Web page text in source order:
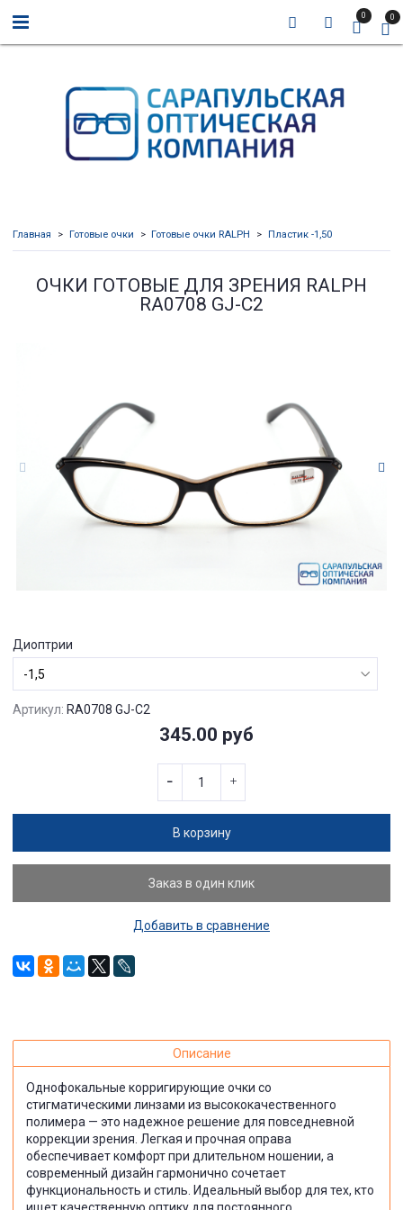
0 0
Главная Готовые очки Готовые очки RALPH Пластик -1,50
ОЧКИ ГОТОВЫЕ ДЛЯ ЗРЕНИЯ RALPH
RA0708 GJ-C2
Диоптрии
Артикул: RA0708 GJ-C2
345.00 руб
В корзину
Заказ в один клик
Добавить в сравнение
Описание
Однофокальные корригирующие очки со
стигматическими линзами из высококачественного
полимера — это надежное решение для повседневной
коррекции зрения. Легкая и прочная оправа
обеспечивает комфорт при длительном ношении, а
современный дизайн гармонично сочетает
функциональность и стиль. Идеальный выбор для тех, кто